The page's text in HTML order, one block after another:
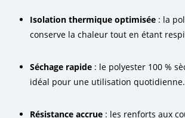
Isolation thermique optimisée : la
conserve la chaleur tout en étant
Séchage rapide : le polyester 100 %
idéal pour une utilisation quotidienne.
Résistance accrue : les renforts aux